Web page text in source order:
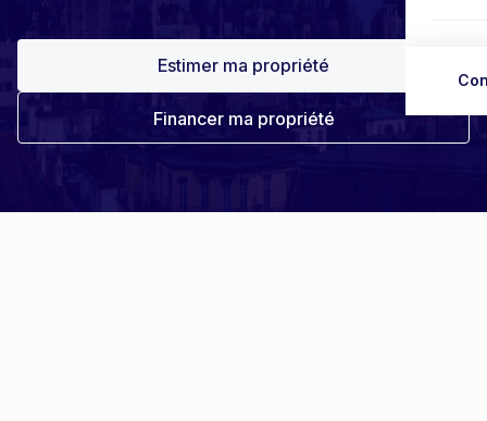
Estimer ma propriété
Financer ma propriété